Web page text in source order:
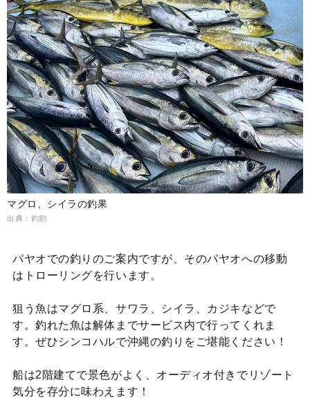
マグロ、シイラの釣果
出典：釣割
パヤオでの釣りのご案内ですが、そのパヤオへの移動
はトローリングを行います。
狙う魚はマグロ系、サワラ、シイラ、カジキなどで
す。釣れた魚は解体までサービス内で行ってくれま
す。ぜひシンコハルで沖縄の釣りをご堪能ください！
船は2階建てで景色がよく、オーディオ付きでリゾート
気分を存分に味わえます！